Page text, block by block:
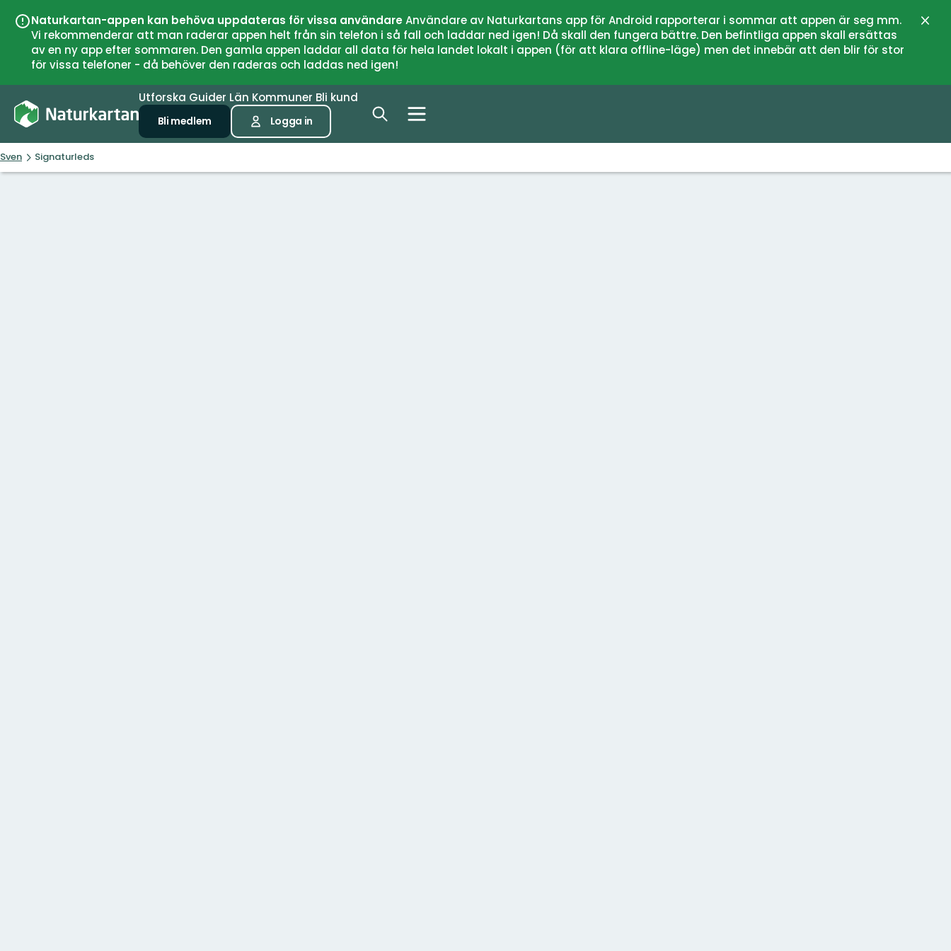
Naturkartan-appen kan behöva uppdateras för vissa användareAnvändare av Naturkartans app för Android rapporterar i sommar att appen är seg mm.
Vi rekommenderar att man raderar appen helt från sin telefon i så fall och laddar ned igen! Då skall den fungera bättre. Den befintliga appen skall ersättas
av en ny app efter sommaren. Den gamla appen laddar all data för hela landet lokalt i appen (för att klara offline-läge) men det innebär att den blir för stor
för vissa telefoner - då behöver den raderas och laddas ned igen!
Utforska Guider Län Kommuner Bli kund
Bli medlem Logga in
Sven Signaturleds